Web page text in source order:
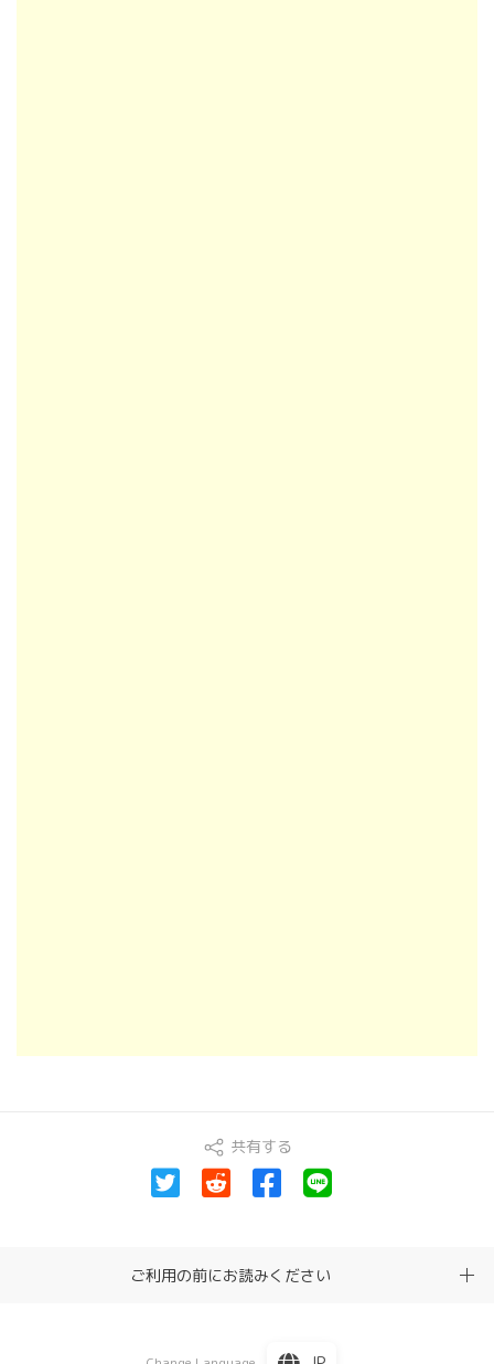
共有する
ご利用の前にお読みください